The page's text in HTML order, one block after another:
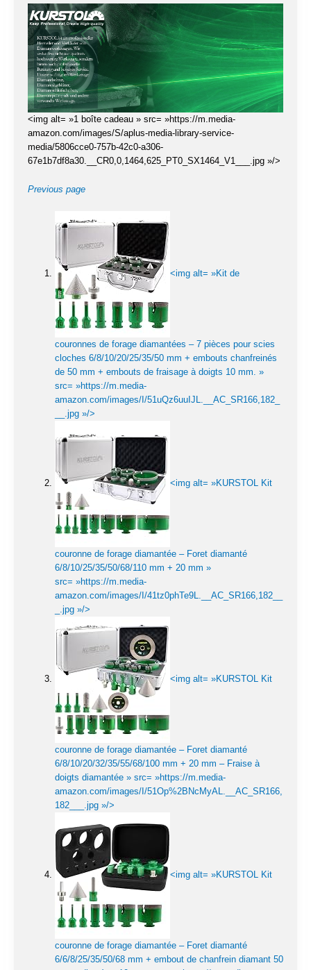
<img alt= »1 boîte cadeau » src= »https://m.media-
amazon.com/images/S/aplus-media-library-service-
media/5806cce0-757b-42c0-a306-
67e1b7df8a30.__CR0,0,1464,625_PT0_SX1464_V1___.jpg »/>
Previous page
<img alt= »Kit de
couronnes de forage diamantées – 7 pièces pour scies
cloches 6/8/10/20/25/35/50 mm + embouts chanfreinés
de 50 mm + embouts de fraisage à doigts 10 mm. »
src= »https://m.media-
amazon.com/images/I/51uQz6uuIJL.__AC_SR166,182_
__.jpg »/>
<img alt= »KURSTOL Kit
couronne de forage diamantée – Foret diamanté
6/8/10/25/35/50/68/110 mm + 20 mm »
src= »https://m.media-
amazon.com/images/I/41tz0phTe9L.__AC_SR166,182__
_.jpg »/>
<img alt= »KURSTOL Kit
couronne de forage diamantée – Foret diamanté
6/8/10/20/32/35/55/68/100 mm + 20 mm – Fraise à
doigts diamantée » src= »https://m.media-
amazon.com/images/I/51Op%2BNcMyAL.__AC_SR166,
182___.jpg »/>
<img alt= »KURSTOL Kit
couronne de forage diamantée – Foret diamanté
6/6/8/25/35/50/68 mm + embout de chanfrein diamant 50